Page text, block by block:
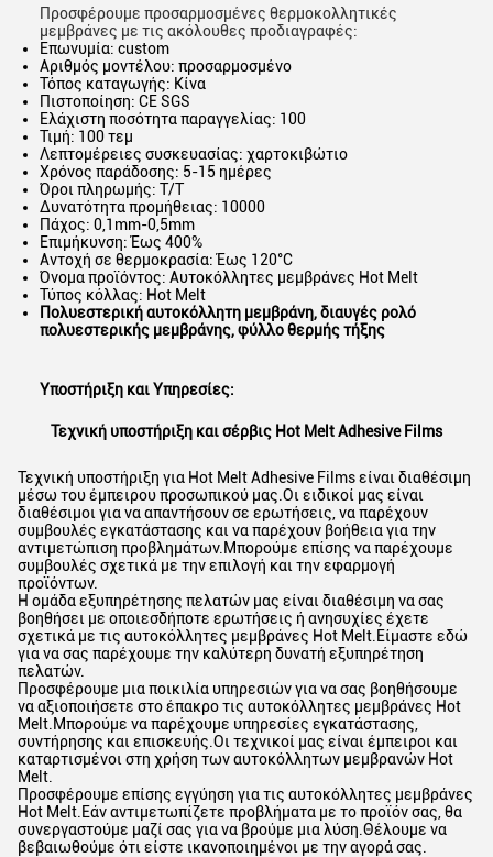
Προσφέρουμε προσαρμοσμένες θερμοκολλητικές
μεμβράνες με τις ακόλουθες προδιαγραφές:
Επωνυμία: custom
Αριθμός μοντέλου: προσαρμοσμένο
Τόπος καταγωγής: Κίνα
Πιστοποίηση: CE SGS
Ελάχιστη ποσότητα παραγγελίας: 100
Τιμή: 100 τεμ
Λεπτομέρειες συσκευασίας: χαρτοκιβώτιο
Χρόνος παράδοσης: 5-15 ημέρες
Όροι πληρωμής: T/T
Δυνατότητα προμήθειας: 10000
Πάχος: 0,1mm-0,5mm
Επιμήκυνση: Έως 400%
Αντοχή σε θερμοκρασία: Έως 120°C
Όνομα προϊόντος: Αυτοκόλλητες μεμβράνες Hot Melt
Τύπος κόλλας: Hot Melt
Πολυεστερική αυτοκόλλητη μεμβράνη, διαυγές ρολό
πολυεστερικής μεμβράνης, φύλλο θερμής τήξης
Υποστήριξη και Υπηρεσίες:
Τεχνική υποστήριξη και σέρβις Hot Melt Adhesive Films
Τεχνική υποστήριξη για Hot Melt Adhesive Films είναι διαθέσιμη
μέσω του έμπειρου προσωπικού μας.Οι ειδικοί μας είναι
διαθέσιμοι για να απαντήσουν σε ερωτήσεις, να παρέχουν
συμβουλές εγκατάστασης και να παρέχουν βοήθεια για την
αντιμετώπιση προβλημάτων.Μπορούμε επίσης να παρέχουμε
συμβουλές σχετικά με την επιλογή και την εφαρμογή
προϊόντων.
Η ομάδα εξυπηρέτησης πελατών μας είναι διαθέσιμη να σας
βοηθήσει με οποιεσδήποτε ερωτήσεις ή ανησυχίες έχετε
σχετικά με τις αυτοκόλλητες μεμβράνες Hot Melt.Είμαστε εδώ
για να σας παρέχουμε την καλύτερη δυνατή εξυπηρέτηση
πελατών.
Προσφέρουμε μια ποικιλία υπηρεσιών για να σας βοηθήσουμε
να αξιοποιήσετε στο έπακρο τις αυτοκόλλητες μεμβράνες Hot
Melt.Μπορούμε να παρέχουμε υπηρεσίες εγκατάστασης,
συντήρησης και επισκευής.Οι τεχνικοί μας είναι έμπειροι και
καταρτισμένοι στη χρήση των αυτοκόλλητων μεμβρανών Hot
Melt.
Προσφέρουμε επίσης εγγύηση για τις αυτοκόλλητες μεμβράνες
Hot Melt.Εάν αντιμετωπίζετε προβλήματα με το προϊόν σας, θα
συνεργαστούμε μαζί σας για να βρούμε μια λύση.Θέλουμε να
βεβαιωθούμε ότι είστε ικανοποιημένοι με την αγορά σας.